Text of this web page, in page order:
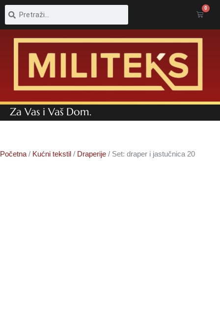
Pretraga 0
Cart
Za Vas i Vaš Dom.
Početna / Kućni tekstil / Draperije / Set: draper i jastučnica 20